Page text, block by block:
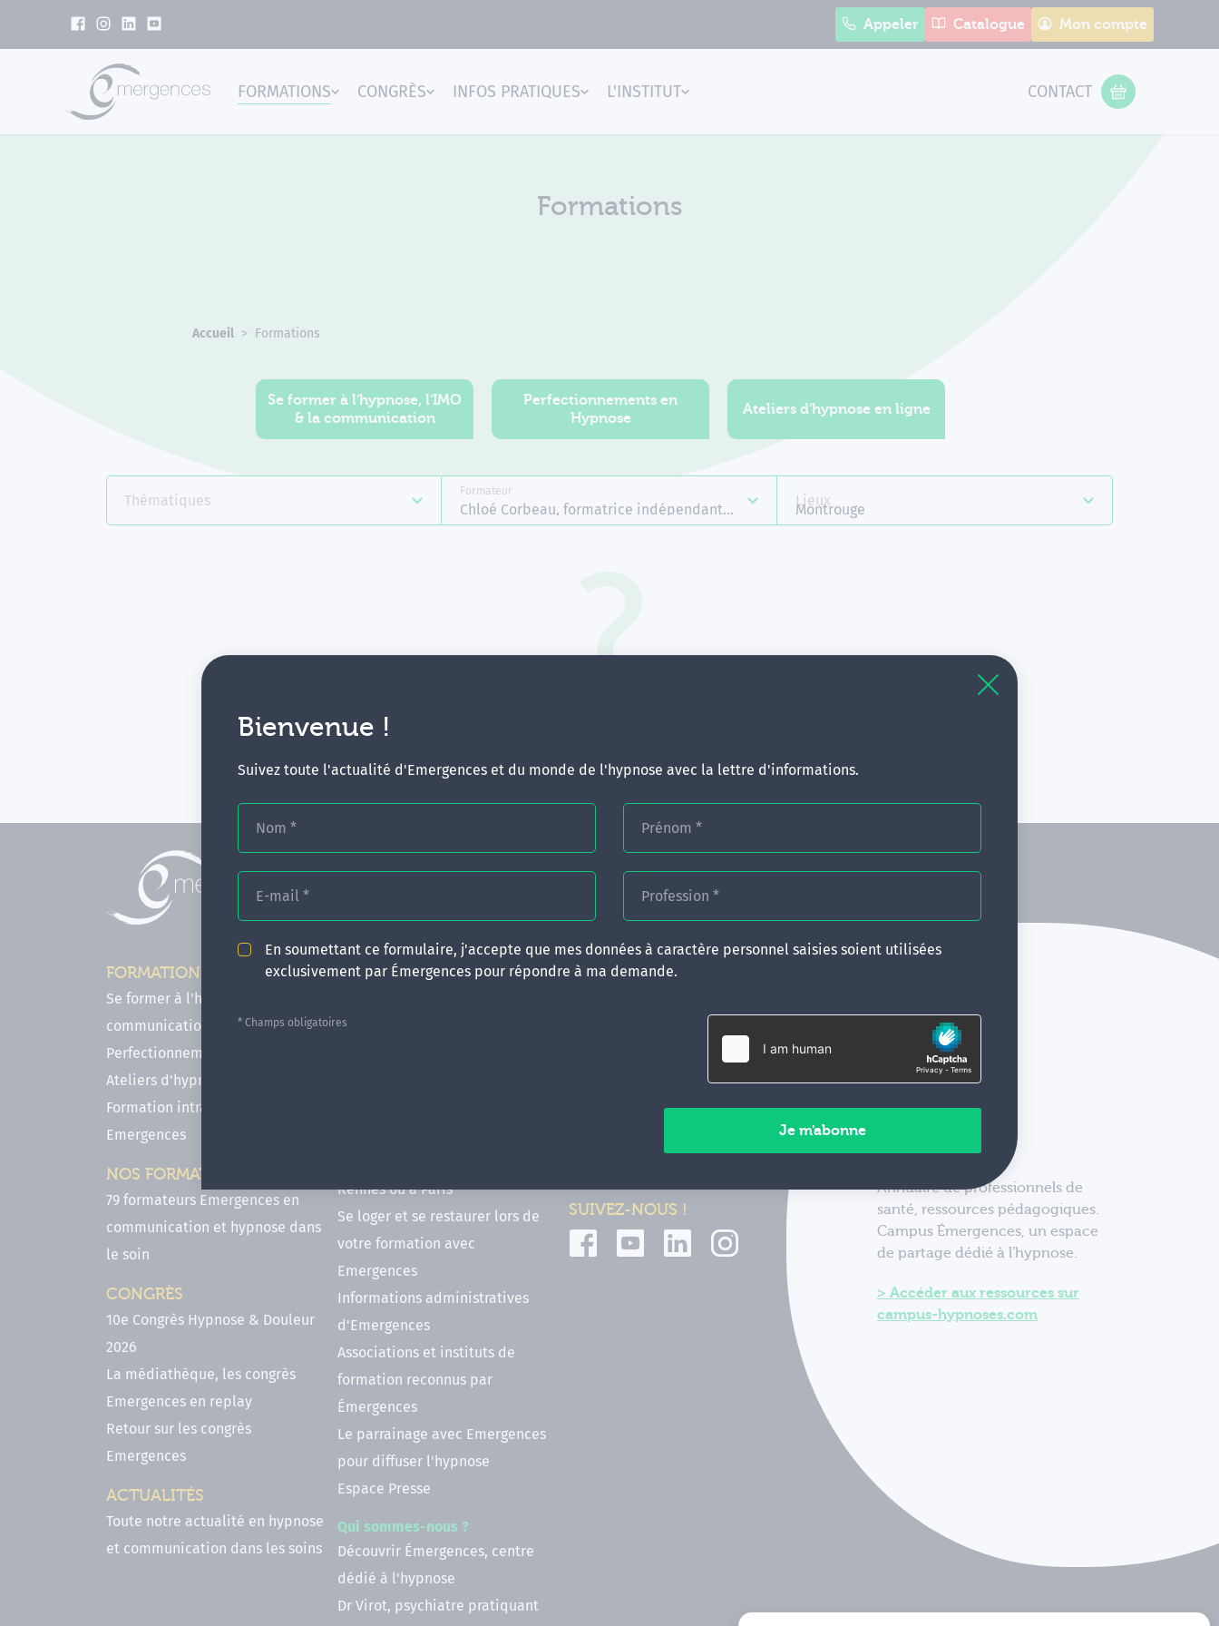
Bienvenue !
Suivez toute l'actualité d'Emergences et du monde de l'hypnose avec la lettre d'informations.
Nom * Prénom *
E-mail * Profession *
En soumettant ce formulaire, j'accepte que mes données à caractère personnel saisies soient utilisées
exclusivement par Émergences pour répondre à ma demande.
* Champs obligatoires
Appeler Catalogue Mon compte
Emergences
FORMATIONS CONGRÈS INFOS PRATIQUES L'INSTITUT CONTACT
VOTRE PANIER
Formations
Accueil Formations
Se former à l'hypnose, l'IMO
& la communication
Perfectionnements en
Hypnose
Ateliers d'hypnose en ligne
Thématiques
Formateur
Chloé Corbeau, formatrice indépendante Emergences
Lieux
Montrouge
Aucune formation ne correspond à
FORMATIONS
Se former à l'hypnose, l'IMO & la
communication
Perfectionnements en Hypnose
Ateliers d'hypnose en ligne
Formation intra-établissement
Emergences
NOS FORMATEURS
79 formateurs Emergences en
communication et hypnose dans
le soin
CONGRÈS
10e Congrès Hypnose & Douleur
2026
La médiathèque, les congrès
Emergences en replay
Retour sur les congrès
Emergences
ACTUALITÉS
Toute notre actualité en hypnose
et communication dans les soins
INFOS PRATIQUES
en hypnose (FIF PL, CPF, DPC)
Rennes ou à Paris
Se loger et se restaurer lors de
votre formation avec
Emergences
Informations administratives
d'Emergences
Associations et instituts de
formation reconnus par
Émergences
Le parrainage avec Emergences
pour diffuser l'hypnose
Espace Presse
Qui sommes-nous ?
Découvrir Émergences, centre
dédié à l'hypnose
Dr Virot, psychiatre pratiquant
CONTACT
SUIVEZ-NOUS !
Annuaire de professionnels de
santé, ressources pédagogiques.
Campus Émergences, un espace
de partage dédié à l'hypnose.
Accéder aux ressources sur
campus-hypnoses.com